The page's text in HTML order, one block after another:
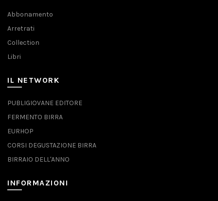
Abbonamento
Arretrati
Collection
Libri
IL NETWORK
PUBLIGIOVANE EDITORE
FERMENTO BIRRA
EURHOP
CORSI DEGUSTAZIONE BIRRA
BIRRAIO DELL'ANNO
INFORMAZIONI